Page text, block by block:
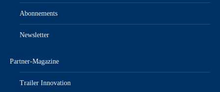
Abonnements
Newsletter
Partner-Magazine
Trailer Innovation